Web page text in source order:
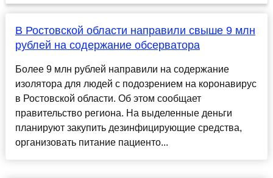
В Ростовской области направили свыше 9 млн
рублей на содержание обсерватора
Более 9 млн рублей направили на содержание
изолятора для людей с подозрением на коронавирус
в Ростовской области. Об этом сообщает
правительство региона. На выделенные деньги
планируют закупить дезинфицирующие средства,
организовать питание пациенто...